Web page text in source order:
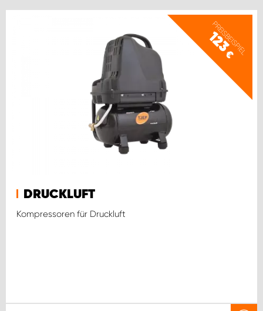
PREISBEISPIEL
123
€
DRUCKLUFT
Kompressoren für Druckluft